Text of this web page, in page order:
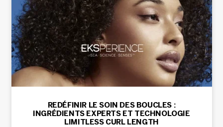
REDÉFINIR LE SOIN DES BOUCLES :
INGRÉDIENTS EXPERTS ET TECHNOLOGIE
LIMITLESS CURL LENGTH